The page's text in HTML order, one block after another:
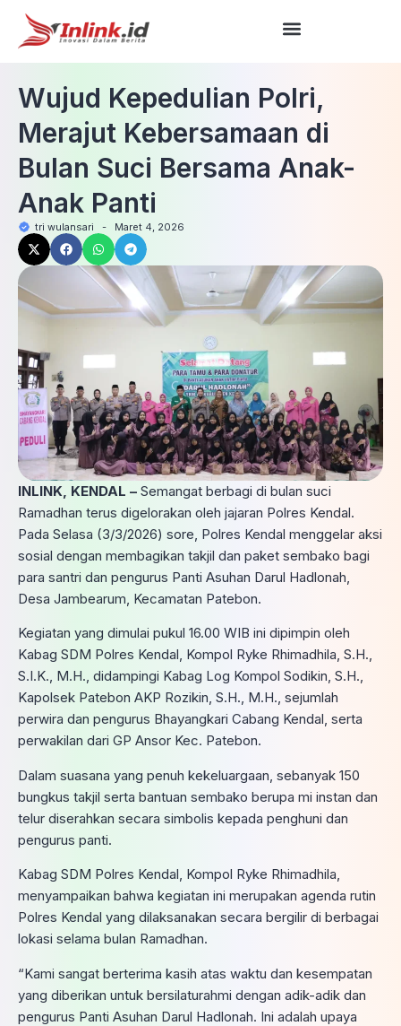
Wujud Kepedulian Polri,
Merajut Kebersamaan di
Bulan Suci Bersama Anak-
Anak Panti
tri wulansari - Maret 4, 2026
INLINK, KENDAL – Semangat berbagi di bulan suci
Ramadhan terus digelorakan oleh jajaran Polres Kendal.
Pada Selasa (3/3/2026) sore, Polres Kendal menggelar aksi
sosial dengan membagikan takjil dan paket sembako bagi
para santri dan pengurus Panti Asuhan Darul Hadlonah,
Desa Jambearum, Kecamatan Patebon.
Kegiatan yang dimulai pukul 16.00 WIB ini dipimpin oleh
Kabag SDM Polres Kendal, Kompol Ryke Rhimadhila, S.H.,
S.I.K., M.H., didampingi Kabag Log Kompol Sodikin, S.H.,
Kapolsek Patebon AKP Rozikin, S.H., M.H., sejumlah
perwira dan pengurus Bhayangkari Cabang Kendal, serta
perwakilan dari GP Ansor Kec. Patebon.
Dalam suasana yang penuh kekeluargaan, sebanyak 150
bungkus takjil serta bantuan sembako berupa mi instan dan
telur diserahkan secara simbolis kepada penghuni dan
pengurus panti.
Kabag SDM Polres Kendal, Kompol Ryke Rhimadhila,
menyampaikan bahwa kegiatan ini merupakan agenda rutin
Polres Kendal yang dilaksanakan secara bergilir di berbagai
lokasi selama bulan Ramadhan.
“Kami sangat berterima kasih atas waktu dan kesempatan
yang diberikan untuk bersilaturahmi dengan adik-adik dan
pengurus Panti Asuhan Darul Hadlonah. Ini adalah upaya